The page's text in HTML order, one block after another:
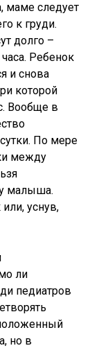
маме следует
к груди.
долго –
Ребенок
и снова
которой
Вообще в
По мере
между
у малыша.
уснув,
ли
педиатров
но в